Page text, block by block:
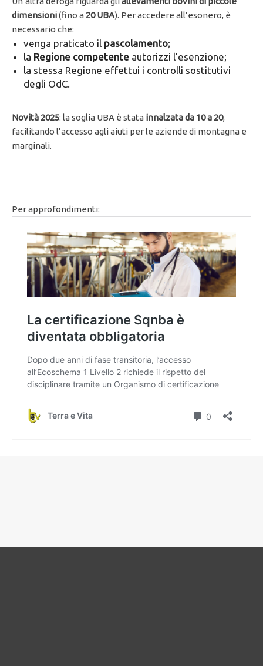
dimensioni(fino a 20 UBA). Per accedere all’esonero, è
necessario che:
venga praticato il pascolamento;
la Regione competente autorizzi l’esenzione;
la stessa Regione effettui i controlli sostitutivi
degli OdC.
Novità 2025: la soglia UBA è stata innalzata da 10 a 20,
facilitando l’accesso agli aiuti per le aziende di montagna e
marginali.
Per approfondimenti: